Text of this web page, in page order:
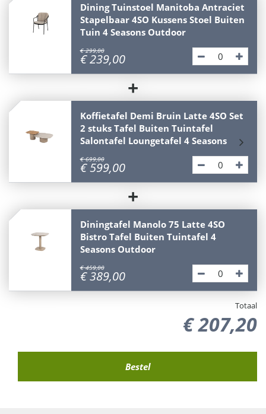
Dining Tuinstoel Manitoba Antraciet
Stapelbaar 4SO Kussens Stoel Buiten
Tuin 4 Seasons Outdoor
€ 299,00
€ 239,00
+
Koffietafel Demi Bruin Latte 4SO Set
2 stuks Tafel Buiten Tuintafel
Salontafel Loungetafel 4 Seasons
€ 699,00
€ 599,00
+
Diningtafel Manolo 75 Latte 4SO
Bistro Tafel Buiten Tuintafel 4
Seasons Outdoor
€ 459,00
€ 389,00
Totaal
€207,20